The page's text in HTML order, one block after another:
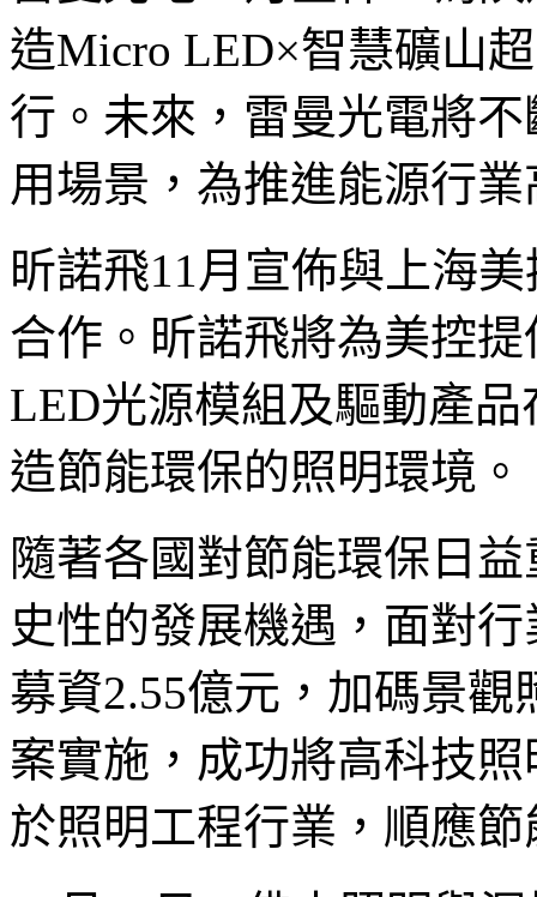
造Micro LED×智慧礦山
行。未來，雷曼光電將
用場景，為推進能源行
昕諾飛11月宣佈與上海
合作。昕諾飛將為美控
LED光源模組及驅動產
造節能環保的照明環境。
隨著各國對節能環保日
史性的發展機遇，面對
募資2.55億元，加碼景
案實施，成功將高科技
於照明工程行業，順應